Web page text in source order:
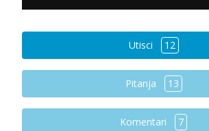
Utisci 12
Pitanja 13
Komentari 7